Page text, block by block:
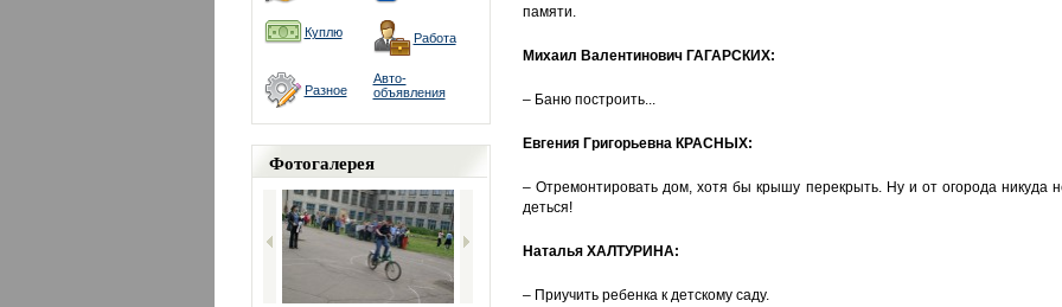
Куплю Работа
Разное
Авто-
объявления
Фотогалерея
памяти.
Михаил Валентинович ГАГАРСКИХ:
– Баню построить...
Евгения Григорьевна КРАСНЫХ:
– Отремонтировать дом, хотя бы крышу перекрыть. Ну и от огорода никуда
деться!
Наталья ХАЛТУРИНА:
– Приучить ребенка к детскому саду.